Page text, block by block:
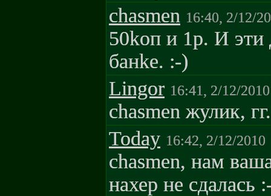
chasmen 16:40, 2/12/
50koп и 1p. И эти
бaнke. :-)
Lingor 16:41, 2/12/2010
chasmen жулик,
Today 16:42, 2/12/2010
chasmen, нам
нахер не сдалась